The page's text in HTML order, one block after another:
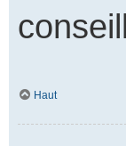
Haut